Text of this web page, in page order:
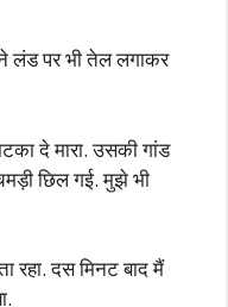
लंड पर भी तेल लगाकर
दे मारा. उसकी गांड
छिल गई. मुझे भी
रहा. दस मिनट बाद मैं